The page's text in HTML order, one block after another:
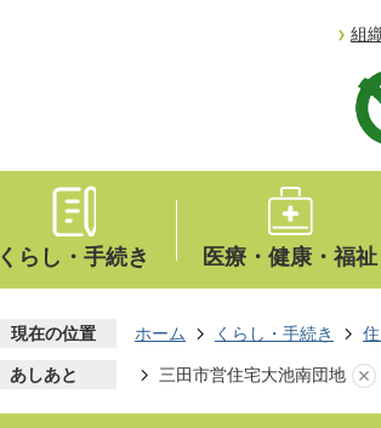
組
くらし・手続き 医療・健康・福祉
現在の位置 ホーム くらし・手続き
あしあと 三田市営住宅大池南団地